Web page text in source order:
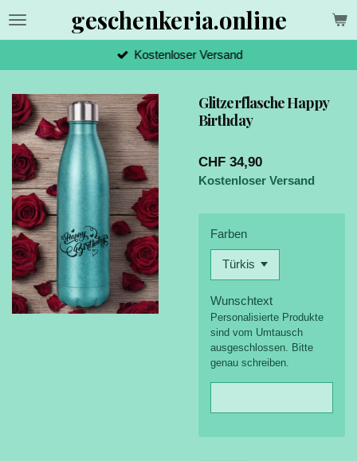
Zum
geschenkeria.online
Kostenloser Versand
Glitzerflasche Happy
Birthday
CHF 34,90
Kostenloser Versand
Farben
Wunschtext
Personalisierte Produkte
sind vom Umtausch
ausgeschlossen. Bitte
genau schreiben.